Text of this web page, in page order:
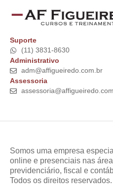
Suporte
(11) 3831-8630
Administrativo
adm@affigueiredo.com.br
Assessoria
Somos uma empresa
online e presenciais nas
previdenciário, fiscal e
Todos os direitos reservados.